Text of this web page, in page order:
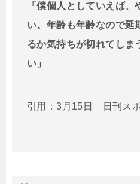
「僕個人としていえば
い。年齢も年齢なので延
るか気持ちが切れてしま
い」
引用：3月15日 日刊ス